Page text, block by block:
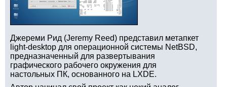
Джереми Рид (Jeremy Reed) представил метапкет
light-desktop для операционной системы NetBSD,
предназначенный для развертывания
графического рабочего окружения для
настольных ПК, основанного на LXDE.